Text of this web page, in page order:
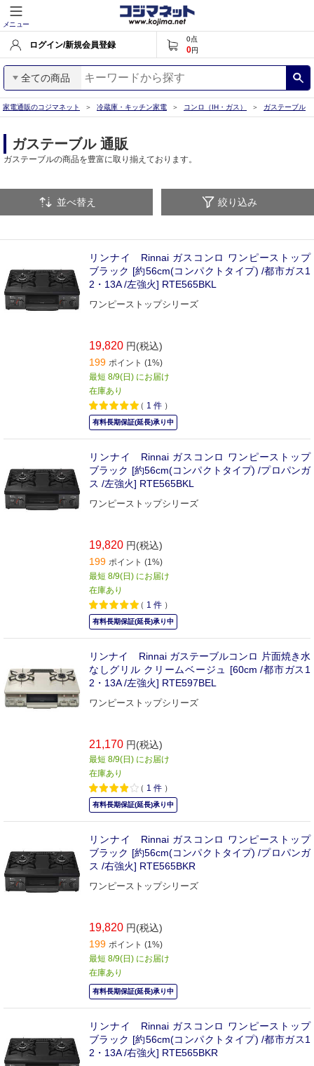
メニュー
ログイン/新規会員登録
0点
0円
全ての商品
家電通販のコジマネット 冷蔵庫・キッチン家電 コンロ（IH・ガス） ガステーブル
ガステーブル 通販
ガステーブルの商品を豊富に取り揃えております。
並べ替え 絞り込み
リンナイ Rinnai ガスコンロ ワンピーストップ
ブラック [約56cm(コンパクトタイプ) /都市ガス1
2・13A /左強火] RTE565BKL
ワンピーストップシリーズ
19,820 円(税込)
199 ポイント (1%)
最短 8/9(日) にお届け
在庫あり
（ 1 件 ）
有料長期保証(延長)承り中
リンナイ Rinnai ガスコンロ ワンピーストップ
ブラック [約56cm(コンパクトタイプ) /プロパンガ
ス /左強火] RTE565BKL
ワンピーストップシリーズ
19,820 円(税込)
199 ポイント (1%)
最短 8/9(日) にお届け
在庫あり
（ 1 件 ）
有料長期保証(延長)承り中
リンナイ Rinnai ガステーブルコンロ 片面焼き水
なしグリル クリームベージュ [60cm /都市ガス1
2・13A /左強火] RTE597BEL
ワンピーストップシリーズ
21,170 円(税込)
最短 8/9(日) にお届け
在庫あり
（ 1 件 ）
有料長期保証(延長)承り中
リンナイ Rinnai ガスコンロ ワンピーストップ
ブラック [約56cm(コンパクトタイプ) /プロパンガ
ス /右強火] RTE565BKR
ワンピーストップシリーズ
19,820 円(税込)
199 ポイント (1%)
最短 8/9(日) にお届け
在庫あり
有料長期保証(延長)承り中
リンナイ Rinnai ガスコンロ ワンピーストップ
ブラック [約56cm(コンパクトタイプ) /都市ガス1
2・13A /右強火] RTE565BKR